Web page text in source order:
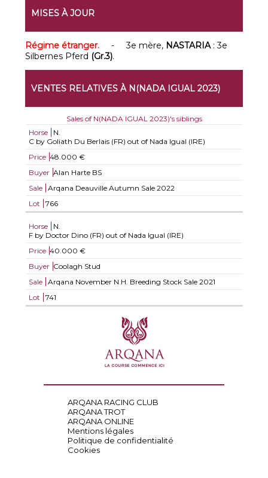
MISES À JOUR
Régime étranger. - 3e mère, NASTARIA : 3e
Silbernes Pferd (Gr.3).
VENTES RELATIVES À N(NADA IGUAL 2023)
Sales of N(NADA IGUAL 2023)'s siblings
Horse
N.
C by Goliath Du Berlais (FR) out of Nada Igual (IRE)
Price 48.000 €
Buyer Alan Harte BS
Sale
Arqana Deauville Autumn Sale 2022
Lot
766
Horse
N.
F by Doctor Dino (FR) out of Nada Igual (IRE)
Price 40.000 €
Buyer Coolagh Stud
Sale
Arqana November N.H. Breeding Stock Sale 2021
Lot
741
ARQANA RACING CLUB
ARQANA TROT
ARQANA ONLINE
Mentions légales
Politique de confidentialité
Cookies